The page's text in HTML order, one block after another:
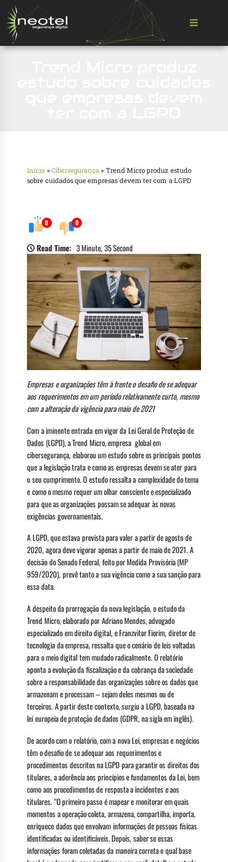
Início »Cibersegurança » Trend Micro produz estudo
sobre cuidados que empresas devem ter com a LGPD
0 0
Read Time: 3 Minute, 35 Second
Empresas e organizações têm à frente o desafio de se adequar
aos requerimentos em um período relativamente curto, mesmo
com a alteração da vigência para maio de 2021
Com a iminente entrada em vigor da Lei Geral de Proteção de
Dados (LGPD), a Trend Micro, empresa global em
cibersegurança, elaborou um estudo sobre os principais pontos
que a legislação trata e como as empresas devem se ater para
o seu cumprimento. O estudo ressalta a complexidade do tema
e como o mesmo requer um olhar consciente e especializado
para que as organizações possam se adequar às novas
exigências governamentais.
A LGPD, que estava prevista para valer a partir de agosto de
2020, agora deve vigorar apenas a partir de maio de 2021. A
decisão do Senado Federal, feito por Medida Provisória (MP
959/2020), prevê tanto a sua vigência como a sua sanção para
essa data.
A despeito da prorrogação da nova legislação, o estudo da
Trend Micro, elaborado por Adriano Mendes, advogado
especializado em direito digital, e Franzvitor Fiorim, diretor de
tecnologia da empresa, ressalta que o cenário de leis voltadas
para o meio digital tem mudado radicalmente. O relatório
aponta a evolução da fiscalização e da cobrança da sociedade
sobre a responsabilidade das organizações sobre os dados que
armazenam e processam – sejam deles mesmos ou de
terceiros. A partir deste contexto, surgiu a LGPD, baseada na
lei europeia de proteção de dados (GDPR, na sigla em inglês).
De acordo com o relatório, com a nova Lei, empresas e negócios
têm o desafio de se adequar aos requerimentos e
procedimentos descritos na LGPD para garantir os direitos dos
titulares, a aderência aos princípios e fundamentos da Lei, bem
como aos procedimentos de resposta a incidentes e aos
titulares. “O primeiro passo é mapear e monitorar em quais
momentos a operação coleta, armazena, compartilha, importa,
enriquece dados que envolvam informações de pessoas físicas
identificadas ou identificáveis. Depois, saber se essas
informações foram coletadas da maneira correta e qual base